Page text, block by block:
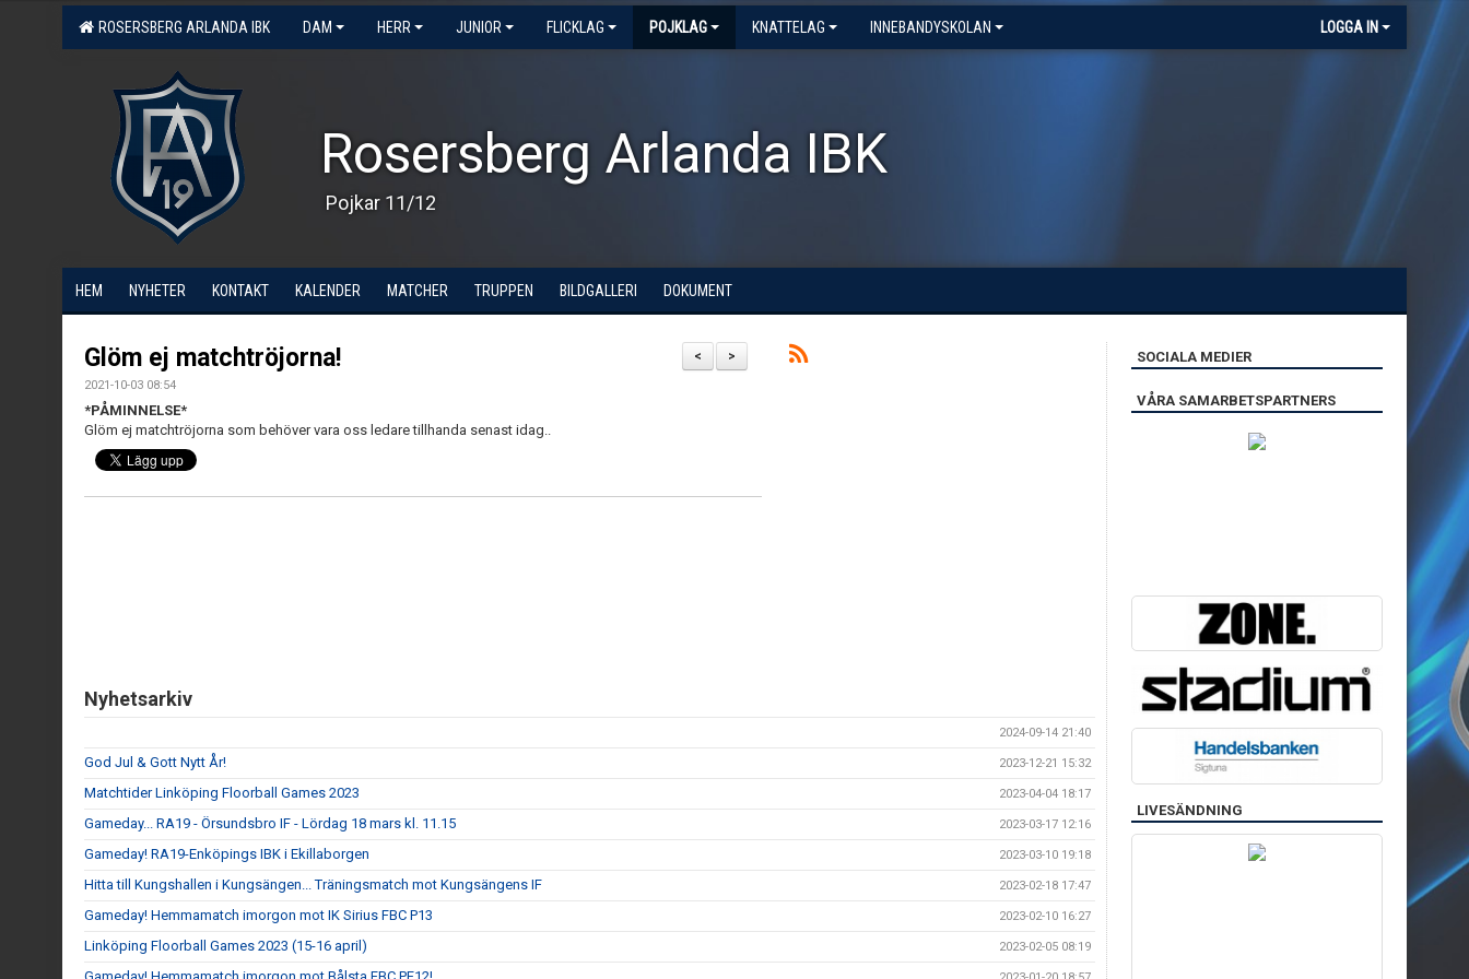
ROSERSBERG ARLANDA IBK DAM HERR JUNIOR FLICKLAG POJKLAG KNATTELAG INNEBANDYSKOLAN LOGGA IN
Rosersberg Arlanda IBK
Pojkar 11/12
HEM NYHETER KONTAKT KALENDER MATCHER TRUPPEN BILDGALLERI DOKUMENT
>
<
Glöm ej matchtröjorna!
2021-10-03 08:54
*PÅMINNELSE*
Glöm ej matchtröjorna som behöver vara oss ledare tillhanda senast idag..
Nyhetsarkiv
2024-09-14 21:40
God Jul & Gott Nytt År! 2023-12-21 15:32
Matchtider Linköping Floorball Games 2023 2023-04-04 18:17
Gameday... RA19 - Örsundsbro IF - Lördag 18 mars kl. 11.15 2023-03-17 12:16
Gameday! RA19-Enköpings IBK i Ekillaborgen 2023-03-10 19:18
Hitta till Kungshallen i Kungsängen... Träningsmatch mot Kungsängens IF 2023-02-18 17:47
Gameday! Hemmamatch imorgon mot IK Sirius FBC P13 2023-02-10 16:27
Linköping Floorball Games 2023 (15-16 april) 2023-02-05 08:19
SOCIALA MEDIER
VÅRA SAMARBETSPARTNERS
LIVESÄNDNING